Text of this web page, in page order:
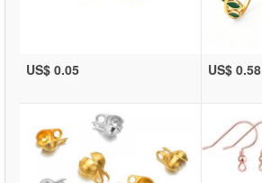
US$ 0.05 US$ 0.58